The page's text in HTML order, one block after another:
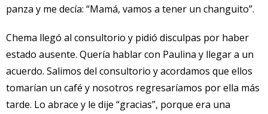
panza y me decía: “Mamá, vamos a tener un changuito”.
Chema llegó al consultorio y pidió disculpas por haber
estado ausente. Quería hablar con Paulina y llegar a un
acuerdo. Salimos del consultorio y acordamos que ellos
tomarían un café y nosotros regresaríamos por ella más
tarde. Lo abrace y le dije “gracias”, porque era una